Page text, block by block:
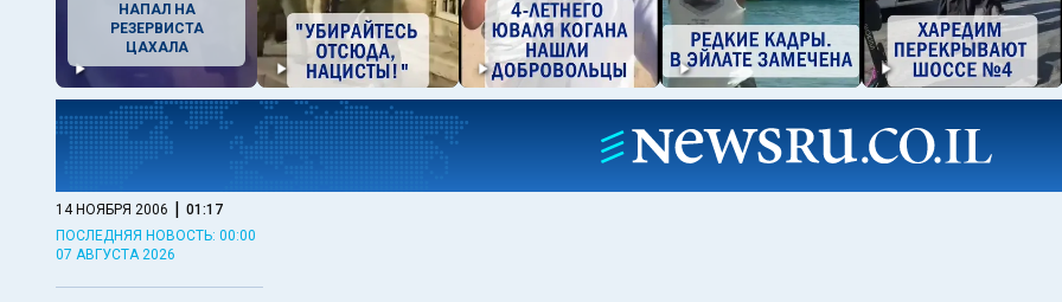
НАПАЛ НА
РЕЗЕРВИСТА
ЦАХАЛА
14 НОЯБРЯ 2006 | 01:17
ПОСЛЕДНЯЯ НОВОСТЬ: 00:00
07 АВГУСТА 2026